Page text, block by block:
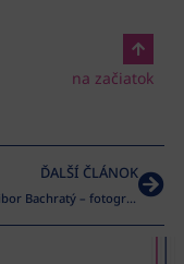
na začiatok
ĎALŠÍ ČLÁNOK
Zomrel Ctibor Bachratý – fotograf Scénickej žatvy